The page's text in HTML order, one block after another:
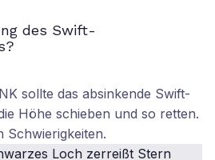
des Swift-
sollte das absinkende Swift-
Höhe schieben und so retten.
Schwierigkeiten.